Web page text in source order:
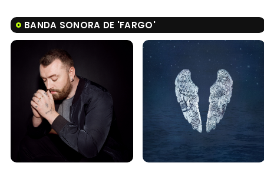
BANDA SONORA DE 'FARGO'